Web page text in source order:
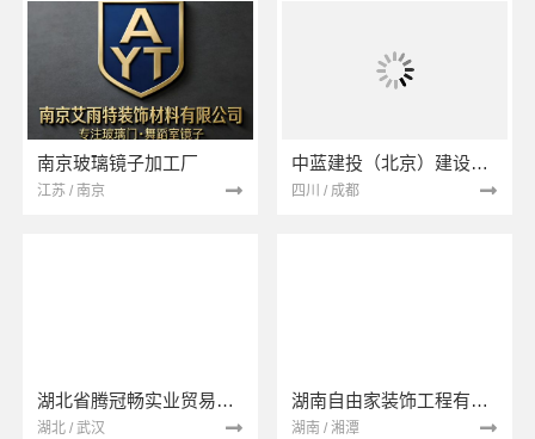
南京玻璃镜子加工厂
江苏 / 南京
中蓝建投（北京）建设有限公司四川第一分公司
四川 / 成都
湖北省腾冠畅实业贸易有限公司
湖北 / 武汉
湖南自由家装饰工程有限公司
湖南 / 湘潭